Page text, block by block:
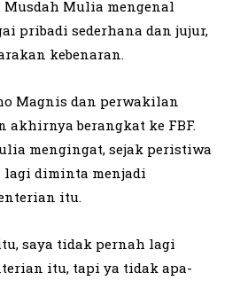
Musdah Mulia mengenal
pribadi sederhana dan jujur,
kebenaran.
Magnis dan perwakilan
akhirnya berangkat ke FBF.
mengingat, sejak peristiwa
diminta menjadi
itu.
saya tidak pernah lagi
itu, tapi ya tidak apa-